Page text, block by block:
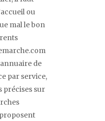
ou
mal le bon
de
par service,
précises sur